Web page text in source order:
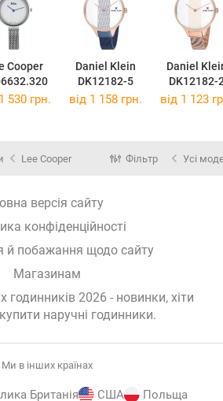
Cooper
Daniel Klein
DK12182-5
Daniel
DK12182-
530 грн. від 1 158 грн. від 1 123
Lee Cooper Фільтр Усі
версія сайту
конфіденційності
й побажання щодо сайту
Магазинам
годинників 2026 - новинки, хіти
купити наручні годинники.
Ми в інших країнах
Британія США Польща